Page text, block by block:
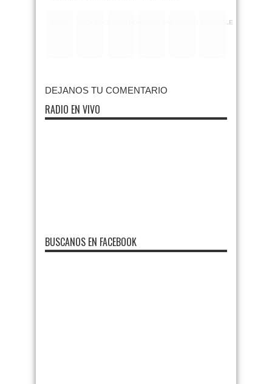
INCREIBLE
DEJANOS TU COMENTARIO
RADIO EN VIVO
BUSCANOS EN FACEBOOK